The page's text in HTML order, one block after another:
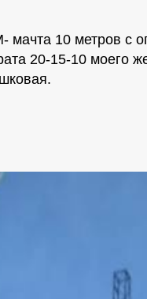
мачта 10 метров с
20-15-10 моего